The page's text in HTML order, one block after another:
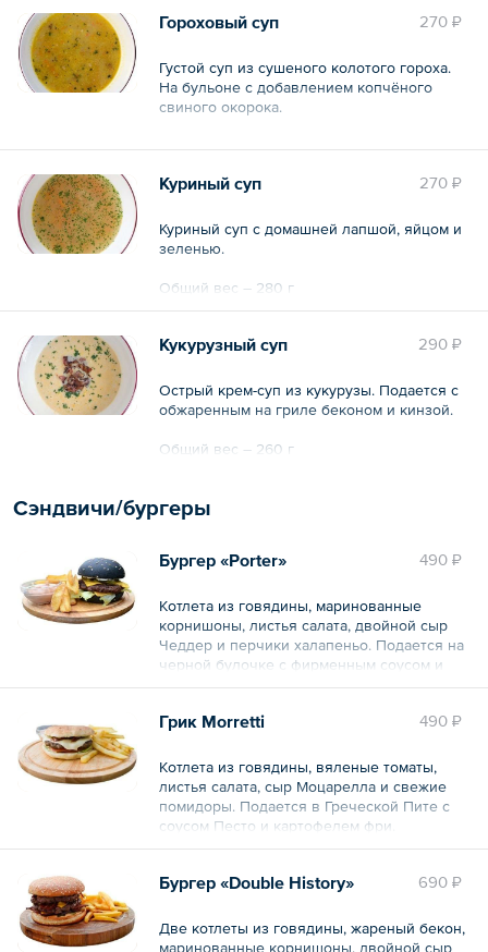
270 ₽
Гороховый суп
Густой суп из сушеного колотого гороха.
На бульоне с добавлением копчёного
свиного окорока.
Общий вес – 250 г
270 ₽
Куриный суп
Куриный суп с домашней лапшой, яйцом и
зеленью.
Общий вес – 280 г
290 ₽
Кукурузный суп
Острый крем-суп из кукурузы. Подается с
обжаренным на гриле беконом и кинзой.
Общий вес – 260 г
Сэндвичи/бургеры
490 ₽
Бургер «Porter»
Котлета из говядины, маринованные
корнишоны, листья салата, двойной сыр
Чеддер и перчики халапеньо. Подается на
черной булочке с фирменным соусом и
картофелем фри.
Общий вес – 400 г 490 ₽
Грик Morretti
Котлета из говядины, вяленые томаты,
листья салата, сыр Моцарелла и свежие
помидоры. Подается в Греческой Пите с
соусом Песто и картофелем фри.
690 ₽
Бургер «Double History»
Две котлеты из говядины, жареный бекон,
маринованные корнишоны, двойной сыр